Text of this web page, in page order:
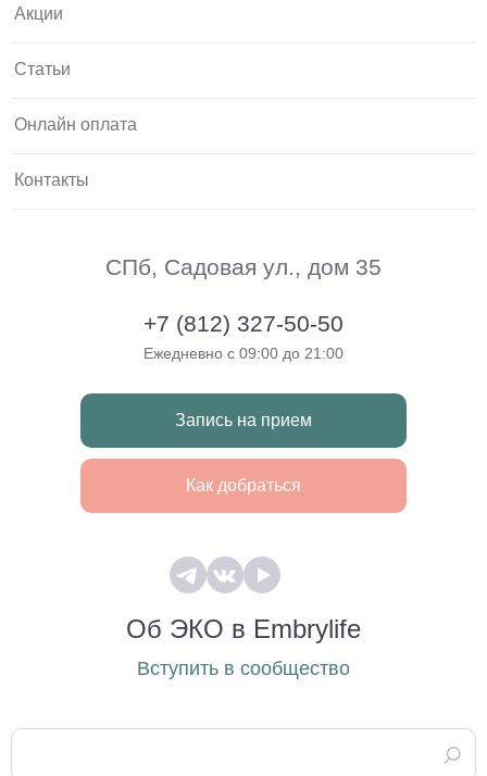
Акции
Статьи
Онлайн оплата
Контакты
СПб, Садовая ул., дом 35
+7 (812) 327-50-50
Ежедневно с 09:00 до 21:00
Запись на прием
Как добраться
Об ЭКО в Embrylife
Вступить в сообщество